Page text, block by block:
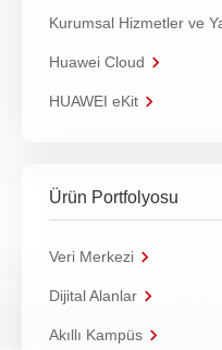
Kurumsal Hizmetler ve
Huawei Cloud
HUAWEI eKit
Ürün Portfolyosu
Veri Merkezi
Dijital Alanlar
Akıllı Kampüs